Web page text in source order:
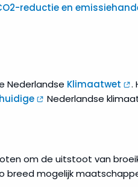
reductie en
Nederlandse Klimaatwet
.
huidige
Nederlandse
om de uitstoot van
mogelijk